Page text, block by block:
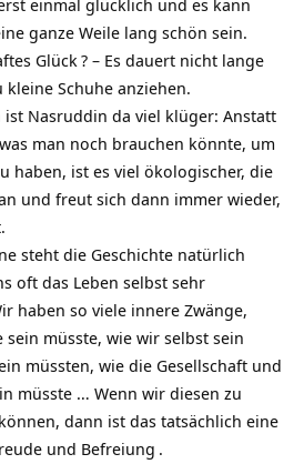
einmal glücklich und es kann
ganze Weile lang schön sein.
Glück? – Es dauert nicht lange
Schuhe anziehen.
Nasruddin da viel klüger: Anstatt
man noch brauchen könnte, um
haben, ist es viel ökologischer, die
und freut sich dann immer wieder,
steht die Geschichte natürlich
oft das Leben selbst sehr
haben so viele innere Zwänge,
müsste, wie wir selbst sein
müssten, wie die Gesellschaft und
müsste … Wenn wir diesen zu
dann ist das tatsächlich eine
und Befreiung .